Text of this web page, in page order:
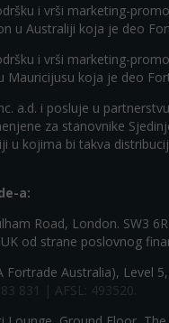
i vrši marketing-
u Australiji koja je deo
i vrši marketing-
Mauricijusu koja je deo
a.d. i posluje u
za stanovnike
u kojima bi takva
a:
Road, London. SW3
od strane poslovnog
Australia), Level
831 | AFSL: 493520.